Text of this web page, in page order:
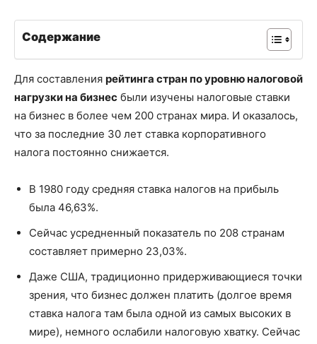
Содержание
Для составления рейтинга стран по уровню налоговой
нагрузки на бизнес были изучены налоговые ставки
на бизнес в более чем 200 странах мира. И оказалось,
что за последние 30 лет ставка корпоративного
налога постоянно снижается.
В 1980 году средняя ставка налогов на прибыль
была 46,63%.
Сейчас усредненный показатель по 208 странам
составляет примерно 23,03%.
Даже США, традиционно придерживающиеся точки
зрения, что бизнес должен платить (долгое время
ставка налога там была одной из самых высоких в
мире), немного ослабили налоговую хватку. Сейчас